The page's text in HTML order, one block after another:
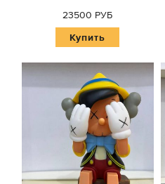
23500 РУБ
Купить